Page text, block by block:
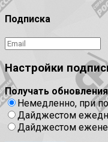
Подписка
Настройки
Получать
Немедленно, при
Дайджестом
Дайджестом